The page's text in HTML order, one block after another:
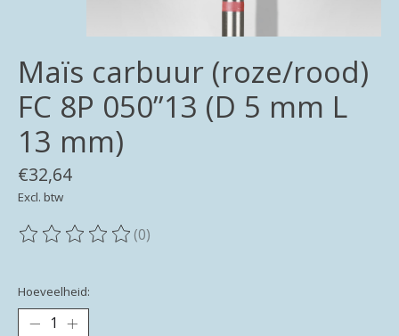
Maïs carbuur (roze/rood)
FC 8P 050”13 (D 5 mm L
13 mm)
€32,64
Excl. btw
De beoordeling van dit product is
(0)
Hoeveelheid: